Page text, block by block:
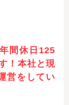
間休日125
！本社と現
営をしてい